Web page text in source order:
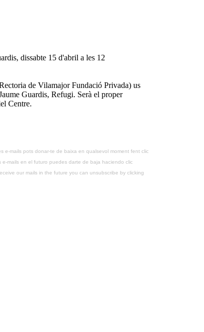
dissabte 15 d'abril a les 12
de Vilamajor Fundació Privada) us
Guardis, Refugi. Serà el proper
Centre.
e-mails pots donar-te de baixa en qualsevol moment fent clic
mails en el futuro puedes darte de baja haciendo clic
our mails in the future you can unsubscribe by clicking